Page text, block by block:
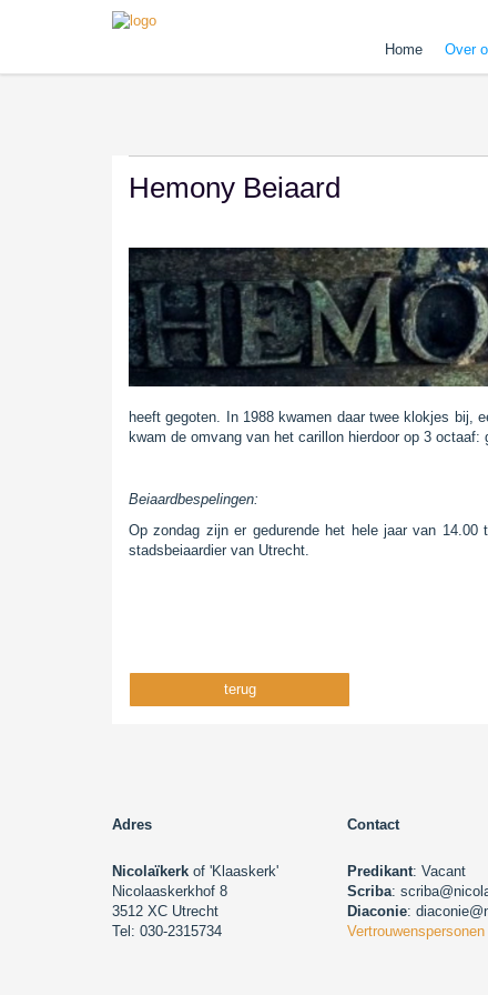
Home Over
Hemony Beiaard
heeft gegoten. In 1988 kwamen daar twee klokjes bij,
kwam de omvang van het carillon hierdoor op 3 octaaf:
Beiaardbespelingen:
Op zondag zijn er gedurende het hele jaar van 14.00
stadsbeiaardier van Utrecht.
terug
Adres Contact
Nicolaïkerk of 'Klaaskerk'
Nicolaaskerkhof 8
3512 XC Utrecht
Tel: 030-2315734
Predikant: Vacant
Scriba:
Diaconie:
Vertrouwenspersonen